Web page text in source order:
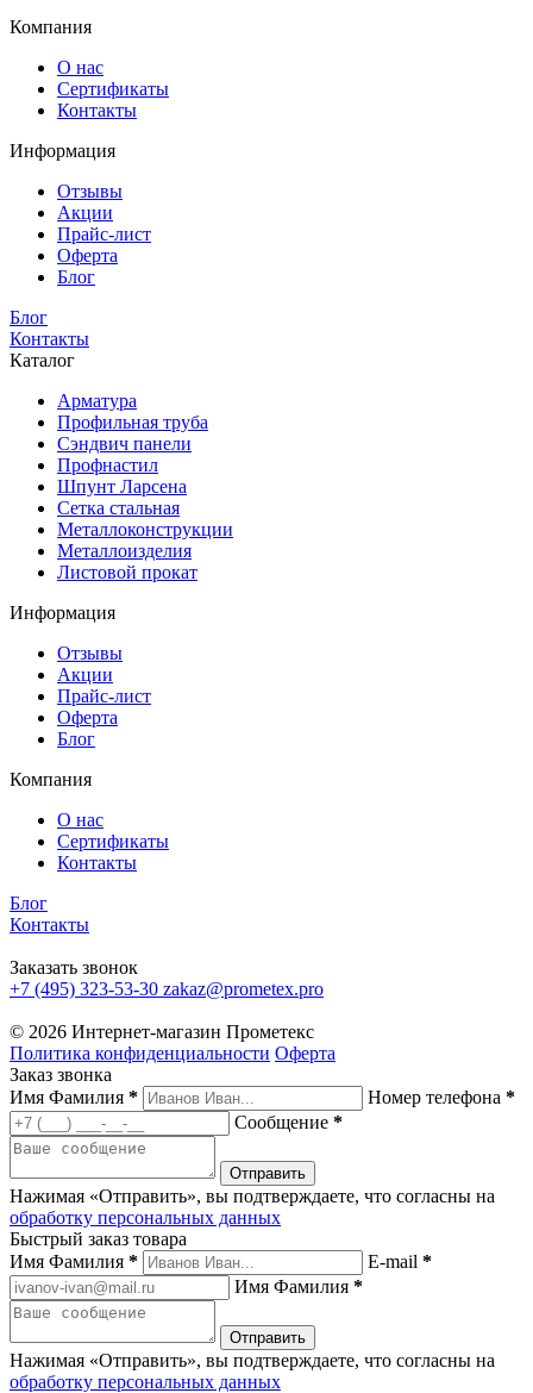
Компания
О нас
Сертификаты
Контакты
Информация
Отзывы
Акции
Прайс-лист
Оферта
Блог
Блог
Контакты
Каталог
Арматура
Профильная труба
Сэндвич панели
Профнастил
Шпунт Ларсена
Сетка стальная
Металлоконструкции
Металлоизделия
Листовой прокат
Информация
Отзывы
Акции
Прайс-лист
Оферта
Блог
Компания
О нас
Сертификаты
Контакты
Блог
Контакты
Заказать звонок
+7 (495) 323-53-30 zakaz@prometex.pro
© 2026 Интернет-магазин Прометекс
Политика конфиденциальности Оферта
Заказ звонка
Имя Фамилия * Номер телефона *
Сообщение *
Нажимая «Отправить», вы подтверждаете, что согласны на
обработку персональных данных
Быстрый заказ товара
Имя Фамилия * E-mail *
Имя Фамилия *
Нажимая «Отправить», вы подтверждаете, что согласны на
обработку персональных данных